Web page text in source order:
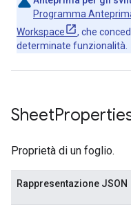
Programma
Workspace
, che
determinate funzionalità.
Sheet
Proprietà di un foglio.
Rappresentazione JSON